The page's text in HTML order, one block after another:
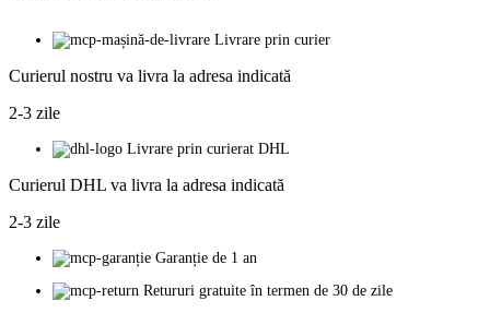
Livrare prin curier
Curierul nostru va livra la adresa indicată
2-3 zile
Livrare prin curierat DHL
Curierul DHL va livra la adresa indicată
2-3 zile
Garanție de 1 an
Retururi gratuite în termen de 30 de zile